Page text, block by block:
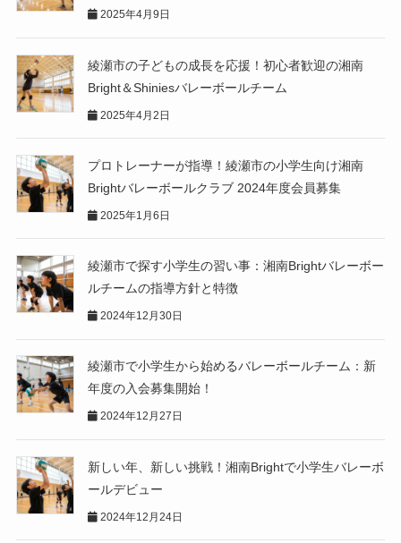
2025年4月9日
綾瀬市の子どもの成長を応援！初心者歓迎の湘南
Bright＆Shiniesバレーボールチーム
2025年4月2日
プロトレーナーが指導！綾瀬市の小学生向け湘南
Brightバレーボールクラブ 2024年度会員募集
2025年1月6日
綾瀬市で探す小学生の習い事：湘南Brightバレーボー
ルチームの指導方針と特徴
2024年12月30日
綾瀬市で小学生から始めるバレーボールチーム：新
年度の入会募集開始！
2024年12月27日
新しい年、新しい挑戦！湘南Brightで小学生バレーボ
ールデビュー
2024年12月24日